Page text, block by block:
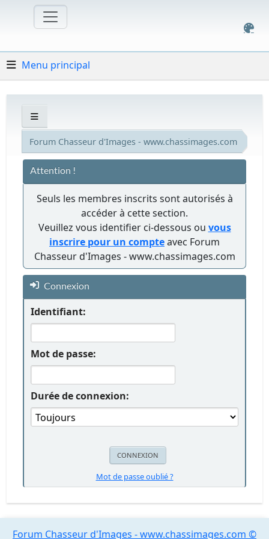
Menu principal
Forum Chasseur d'Images - www.chassimages.com
Attention !
Seuls les membres inscrits sont autorisés à
accéder à cette section.
Veuillez vous identifier ci-dessous ou vous
inscrire pour un compteavec Forum
Chasseur d'Images - www.chassimages.com
Connexion
Identifiant:
Mot de passe:
Durée de connexion:
Mot de passe oublié ?
Forum Chasseur d'Images - www.chassimages.com ©